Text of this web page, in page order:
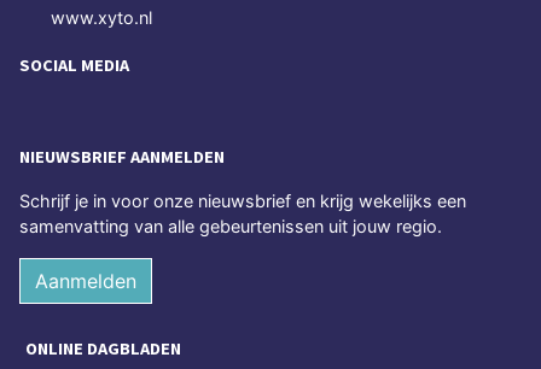
www.xyto.nl
SOCIAL MEDIA
NIEUWSBRIEF AANMELDEN
Schrijf je in voor onze nieuwsbrief en krijg wekelijks een
samenvatting van alle gebeurtenissen uit jouw regio.
Aanmelden
ONLINE DAGBLADEN